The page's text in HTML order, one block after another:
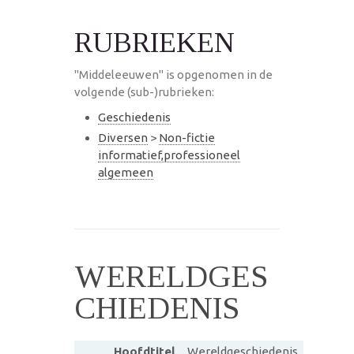
RUBRIEKEN
"Middeleeuwen" is opgenomen in de
volgende (sub-)rubrieken:
Geschiedenis
Diversen > Non-fictie
informatief,professioneel
algemeen
WERELDGES
CHIEDENIS
Hoofdtitel
Wereldgeschiedenis